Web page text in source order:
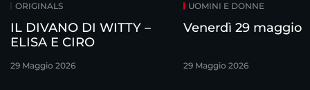
ORIGINALS
IL DIVANO DI WITTY –
ELISA E CIRO
29 Maggio 2026
UOMINI E DONNE
Venerdì 29 maggio
29 Maggio 2026